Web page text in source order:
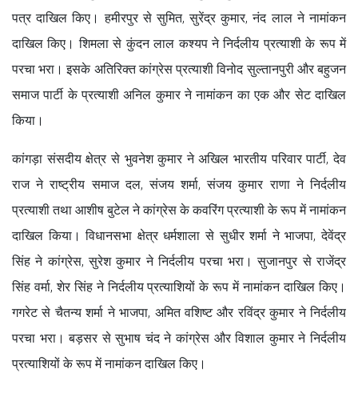
पत्र दाखिल किए। हमीरपुर से सुमित, सुरेंद्र कुमार, नंद लाल ने नामांकन
दाखिल किए। शिमला से कुंदन लाल कश्यप ने निर्दलीय प्रत्याशी के रूप में
परचा भरा। इसके अतिरिक्त कांग्रेस प्रत्याशी विनोद सुल्तानपुरी और बहुजन
समाज पार्टी के प्रत्याशी अनिल कुमार ने नामांकन का एक और सेट दाखिल
किया।
कांगड़ा संसदीय क्षेत्र से भुवनेश कुमार ने अखिल भारतीय परिवार पार्टी, देव
राज ने राष्ट्रीय समाज दल, संजय शर्मा, संजय कुमार राणा ने निर्दलीय
प्रत्याशी तथा आशीष बुटेल ने कांग्रेस के कवरिंग प्रत्याशी के रूप में नामांकन
दाखिल किया। विधानसभा क्षेत्र धर्मशाला से सुधीर शर्मा ने भाजपा, देवेंद्र
सिंह ने कांग्रेस, सुरेश कुमार ने निर्दलीय परचा भरा। सुजानपुर से राजेंद्र
सिंह वर्मा, शेर सिंह ने निर्दलीय प्रत्याशियों के रूप में नामांकन दाखिल किए।
गगरेट से चैतन्य शर्मा ने भाजपा, अमित वशिष्ट और रविंद्र कुमार ने निर्दलीय
परचा भरा। बड़सर से सुभाष चंद ने कांग्रेस और विशाल कुमार ने निर्दलीय
प्रत्याशियों के रूप में नामांकन दाखिल किए।